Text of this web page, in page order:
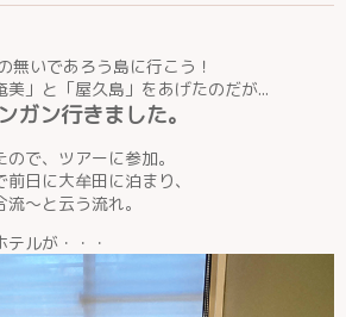
無いであろう島に行こう！
美」と「屋久島」をあげたのだが...
ガン行きました。
で、ツアーに参加。
日に大牟田に泊まり、
〜と云う流れ。
ルが・・・